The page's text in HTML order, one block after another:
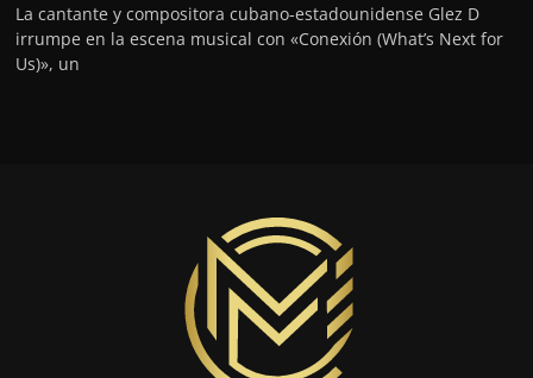
La cantante y compositora cubano-estadounidense Glez D
irrumpe en la escena musical con «Conexión (What’s Next for
Us)», un